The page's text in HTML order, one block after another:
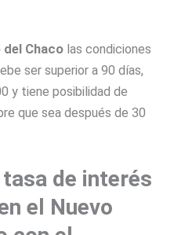
del Chaco las condiciones
ser superior a 90 días,
y tiene posibilidad de
que sea después de 30
de interés
el Nuevo